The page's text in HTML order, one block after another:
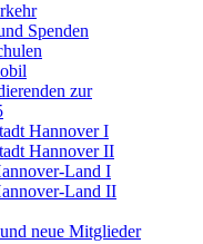
Spenden
zur
Hannover I
Hannover II
Land I
Land II
neue Mitglieder